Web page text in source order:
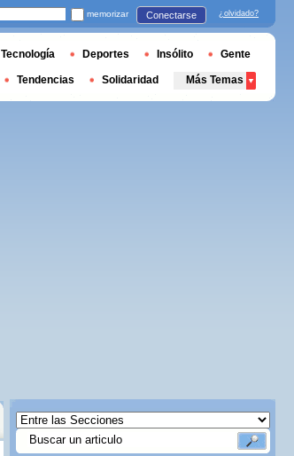
memorizar Conectarse ¿olvidado?
Tecnología Deportes Insólito Gente
Tendencias Solidaridad Más Temas